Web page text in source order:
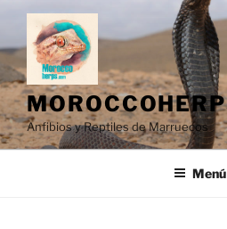
Saltar
contenido
Anfibios y Reptiles de Marruecos
Menú